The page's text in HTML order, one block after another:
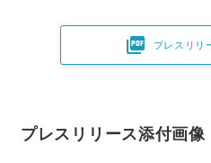
 プレスリリ
プレスリリース添付画像